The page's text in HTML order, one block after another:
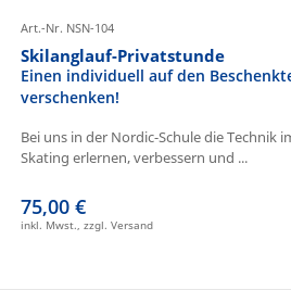
Art.-Nr. NSN-104
Skilanglauf-Privatstunde
Einen individuell auf den
verschenken!
Bei uns in der Nordic-Schule die Technik
Skating erlernen, verbessern und ...
75,00 €
inkl. Mwst., zzgl. Versand